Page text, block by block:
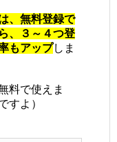
、無料登録で
、３～４つ登
もアップしま
料で使えま
すよ）